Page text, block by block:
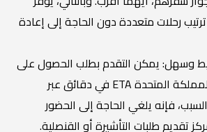
رحلات متعددة دون الحاجة إلى إعادة
وسهل: يمكن التقدم بطلب الحصول على
تأشيرة دخول المملكة المتحدة ETA في دقائق عبر
السبب، فإنه يلغي الحاجة إلى الحضور
تقديم طلبات التأشيرة أو القنصلية.